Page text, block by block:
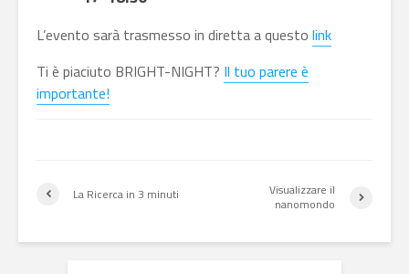
L’evento sarà trasmesso in diretta a questo link
Ti è piaciuto BRIGHT-NIGHT? Il tuo parere è
importante!
La Ricerca in 3 minuti
Visualizzare il
nanomondo